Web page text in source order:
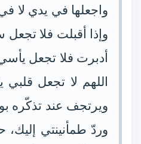
واجعلها في يدي لا
وإذا أقبلت فلا تجعل
أدبرت فلا تجعل
اللهم لا تجعل قلبي
ويرتجف عند تذكّره
وردّ طمأنينتي إليك،